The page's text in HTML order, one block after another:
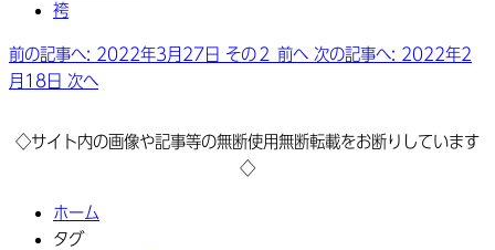
袴
前の記事へ: 2022年3月27日 その２ 前へ 次の記事へ: 2022年2
月18日 次へ
◇サイト内の画像や記事等の無断使用無断転載をお断りしています
◇
ホーム
タグ